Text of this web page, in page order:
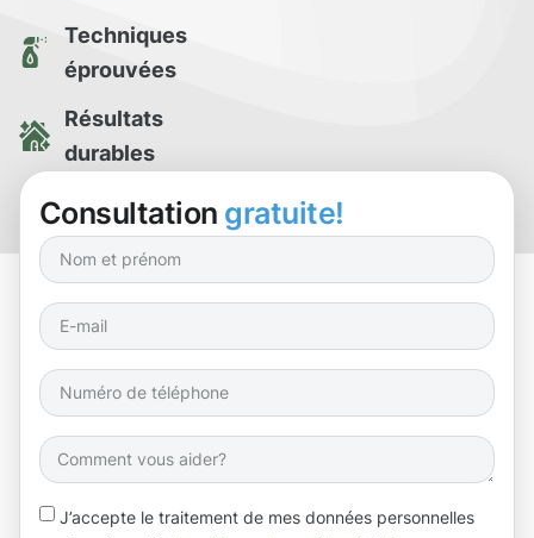
Techniques
éprouvées
Résultats
durables
Essai de
nettoyage gratuit
Consultation gratuite!
J’accepte le traitement de mes données personnelles